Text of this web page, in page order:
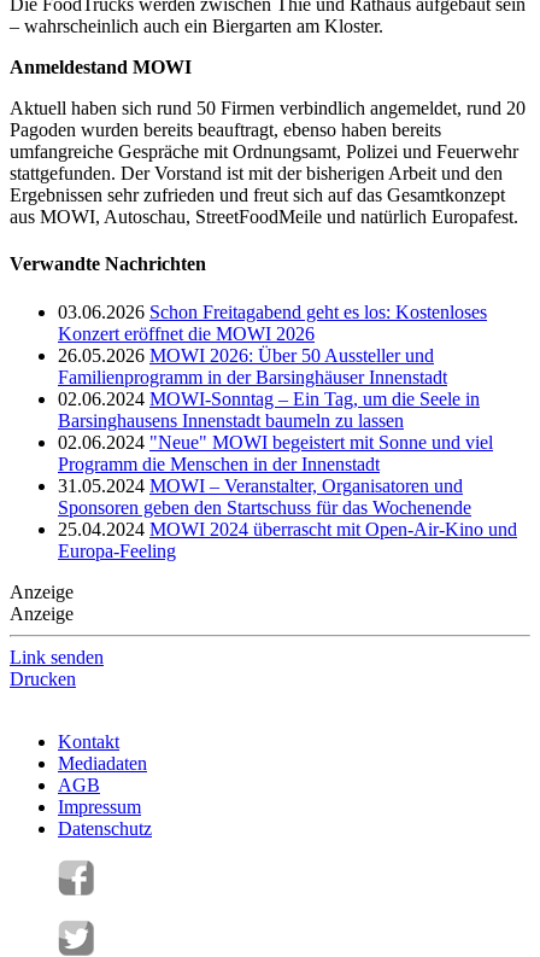
Die FoodTrucks werden zwischen Thie und Rathaus aufgebaut sein
– wahrscheinlich auch ein Biergarten am Kloster.
Anmeldestand MOWI
Aktuell haben sich rund 50 Firmen verbindlich angemeldet, rund 20
Pagoden wurden bereits beauftragt, ebenso haben bereits
umfangreiche Gespräche mit Ordnungsamt, Polizei und Feuerwehr
stattgefunden. Der Vorstand ist mit der bisherigen Arbeit und den
Ergebnissen sehr zufrieden und freut sich auf das Gesamtkonzept
aus MOWI, Autoschau, StreetFoodMeile und natürlich Europafest.
Verwandte Nachrichten
03.06.2026 Schon Freitagabend geht es los: Kostenloses
Konzert eröffnet die MOWI 2026
26.05.2026 MOWI 2026: Über 50 Aussteller und
Familienprogramm in der Barsinghäuser Innenstadt
02.06.2024 MOWI-Sonntag – Ein Tag, um die Seele in
Barsinghausens Innenstadt baumeln zu lassen
02.06.2024 "Neue" MOWI begeistert mit Sonne und viel
Programm die Menschen in der Innenstadt
31.05.2024 MOWI – Veranstalter, Organisatoren und
Sponsoren geben den Startschuss für das Wochenende
25.04.2024 MOWI 2024 überrascht mit Open-Air-Kino und
Europa-Feeling
Anzeige
Anzeige
Link senden
Drucken
Kontakt
Mediadaten
AGB
Impressum
Datenschutz